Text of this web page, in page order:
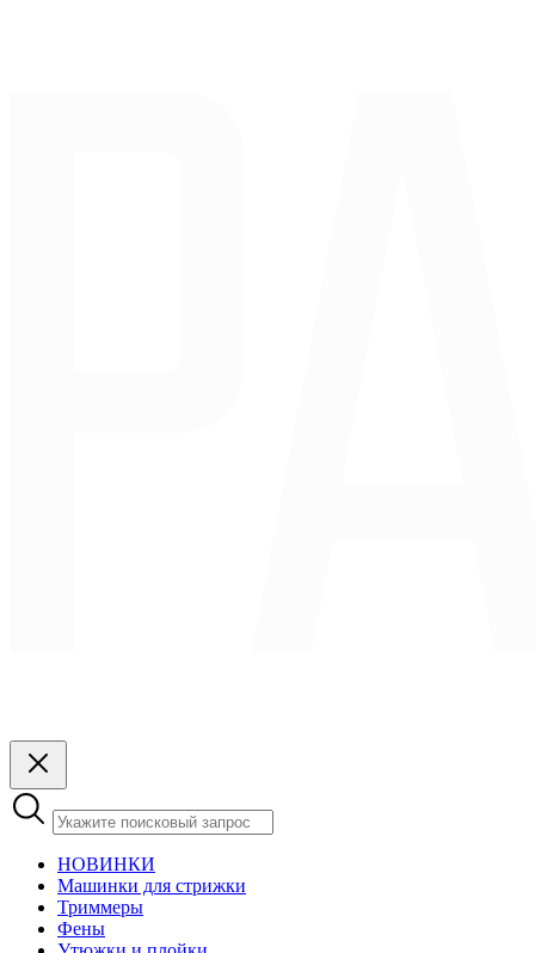
НОВИНКИ
Машинки для стрижки
Триммеры
Фены